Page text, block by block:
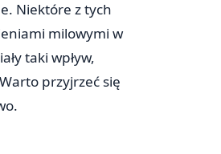
Niektóre z tych
milowymi w
taki wpływ,
przyjrzeć się